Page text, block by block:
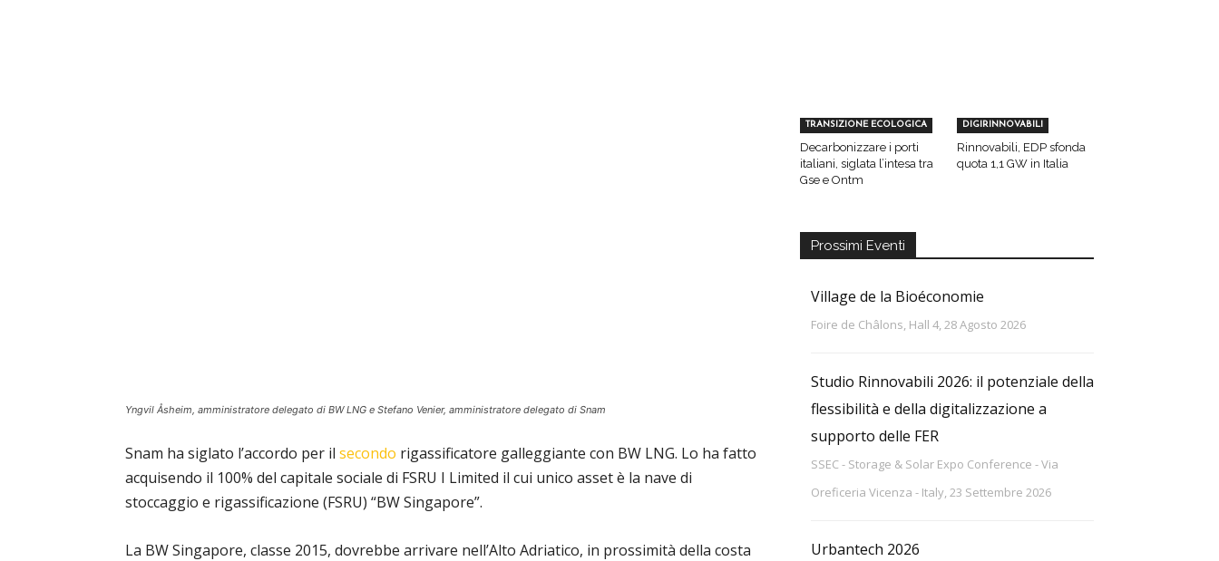
Yngvil Åsheim, amministratore delegato di BW LNG e Stefano Venier, amministratore delegato di Snam
Snam ha siglato l’accordo per il secondo rigassificatore galleggiante con BW LNG. Lo ha fatto
acquisendo il 100% del capitale sociale di FSRU I Limited il cui unico asset è la nave di
stoccaggio e rigassificazione (FSRU) “BW Singapore”.
La BW Singapore, classe 2015, dovrebbe arrivare nell’Alto Adriatico, in prossimità della costa
TRANSIZIONE ECOLOGICA
Decarbonizzare i porti
italiani, siglata l’intesa tra
Gse e Ontm
DIGIRINNOVABILI
Rinnovabili, EDP sfonda
quota 1,1 GW in Italia
Prossimi Eventi
Village de la Bioéconomie
Foire de Châlons, Hall 4, 28 Agosto 2026
Studio Rinnovabili 2026: il potenziale della
flessibilità e della digitalizzazione a
supporto delle FER
SSEC - Storage & Solar Expo Conference - Via
Oreficeria Vicenza - Italy, 23 Settembre 2026
Urbantech 2026